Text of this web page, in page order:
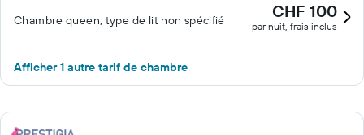
Chambre queen, type de lit non spécifié CHF 100
par nuit, frais inclus
Afficher 1 autre tarif de chambre